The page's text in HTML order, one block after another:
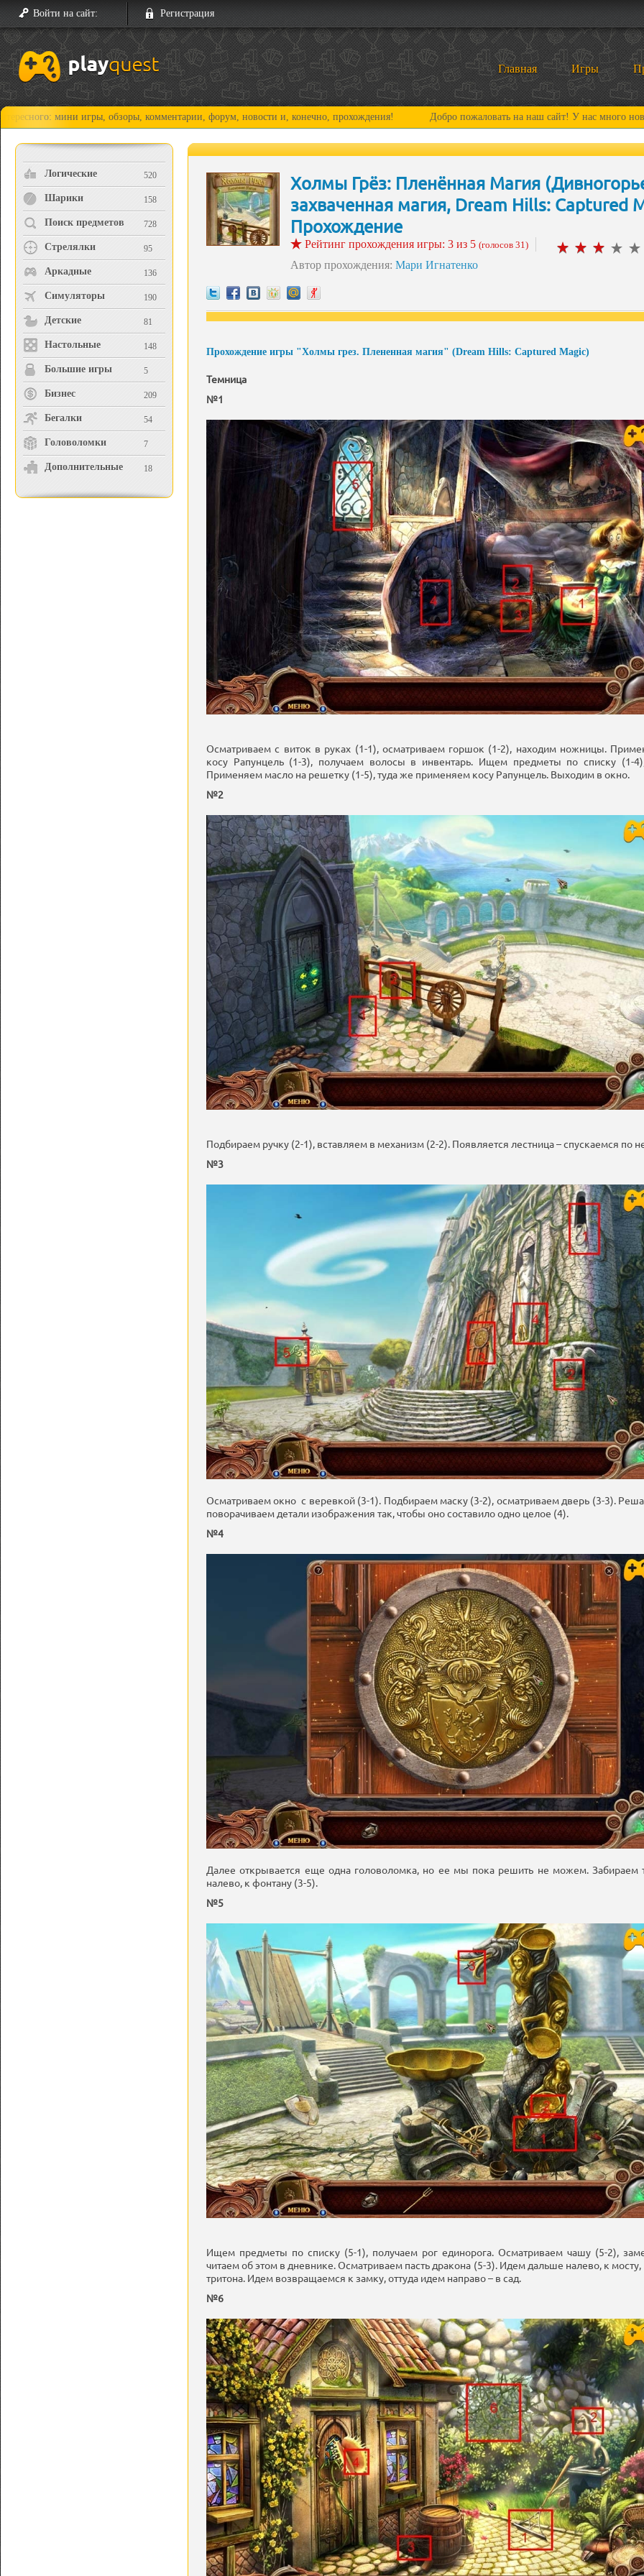
Войти на сайт: Регистрация
Главная Игры
комментарии, форум, новости и, конечно, прохождения! Добро пожаловать на наш сайт! У нас много нового и интересного:
Логические 520
Шарики 158
Поиск предметов 728
Стрелялки 95
Аркадные 136
Симуляторы 190
Детские 81
Настольные 148
Большие игры 5
Бизнес 209
Бегалки 54
Головоломки 7
Дополнительные 18
Холмы Грёз: Пленённая Магия
захваченная магия, Dream Hills: Captured
Прохождение
Рейтинг прохождения игры: 3 из 5 (голосов 31)
Автор прохождения: Мари Игнатенко
Прохождение игры "Холмы грез. Плененная магия" (Dream Hills: Captured Magic)
Темница
№1
Осматриваем с виток в руках (1-1), осматриваем горшок (1-2), находим ножницы.
косу Рапунцель (1-3), получаем волосы в инвентарь. Ищем предметы по списку (1-
Применяем масло на решетку (1-5), туда же применяем косу Рапунцель. Выходим в окно.
№2
Подбираем ручку (2-1), вставляем в механизм (2-2). Появляется лестница – спускаемся по
№3
Осматриваем окно с веревкой (3-1). Подбираем маску (3-2), осматриваем дверь (3-3).
поворачиваем детали изображения так, чтобы оно составило одно целое (4).
№4
Далее открывается еще одна головоломка, но ее мы пока решить не можем. Забираем
налево, к фонтану (3-5).
№5
Ищем предметы по списку (5-1), получаем рог единорога. Осматриваем чашу (5-2),
читаем об этом в дневнике. Осматриваем пасть дракона (5-3). Идем дальше налево, к
тритона. Идем возвращаемся к замку, оттуда идем направо – в сад.
№6